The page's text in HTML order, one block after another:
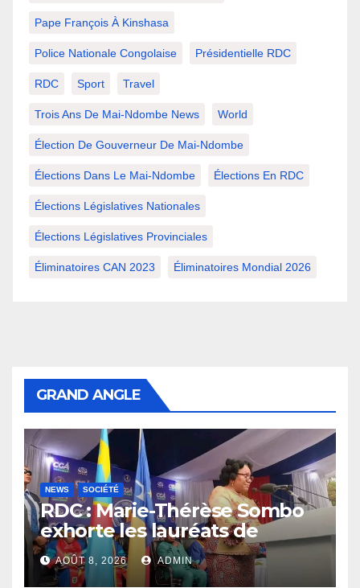
Pape François À Kinshasa
Police Nationale Congolaise Présidentielle RDC
RDC Sport Travel
Trois Ans De Mai-Ndombe News World
Élection De Gouverneur De Mai-Ndombe
Élections Dans Le Mai-Ndombe Élections En RDC
Élections Législatives Nationales
Élections Législatives Provinciales
Éliminatoires CAN 2023 Éliminatoires Mondial 2026
GRAND ANGLE
NEWS SOCIÉTÉ
RDC : Marie-Thérèse Sombo
exhorte les lauréats de
l’UNIKIN à mettre leurs
compétences au service de
AOÛT 8, 2026 ADMIN